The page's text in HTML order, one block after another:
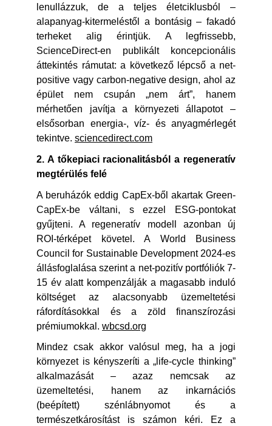
lenullázzuk, de a teljes életciklusból –
alapanyag-kitermeléstől a bontásig – fakadó
terheket alig érintjük. A legfrissebb,
ScienceDirect-en publikált koncepcionális
áttekintés rámutat: a következő lépcső a net-
positive vagy carbon-negative design, ahol az
épület nem csupán „nem árt”, hanem
mérhetően javítja a környezeti állapotot –
elsősorban energia-, víz- és anyagmérlegét
tekintve. sciencedirect.com
2. A tőkepiaci racionalitásból a regeneratív
megtérülés felé
A beruházók eddig CapEx-ből akartak Green-
CapEx-be váltani, s ezzel ESG-pontokat
gyűjteni. A regeneratív modell azonban új
ROI-térképet követel. A World Business
Council for Sustainable Development 2024-es
állásfoglalása szerint a net-pozitív portfóliók 7-
15 év alatt kompenzálják a magasabb induló
költséget az alacsonyabb üzemeltetési
ráfordításokkal és a zöld finanszírozási
prémiumokkal. wbcsd.org
Mindez csak akkor valósul meg, ha a jogi
környezet is kényszeríti a „life-cycle thinking”
alkalmazását – azaz nemcsak az
üzemeltetési, hanem az inkarnációs
(beépített) szénlábnyomot és a
természetkárosítást is számon kéri. Ez a